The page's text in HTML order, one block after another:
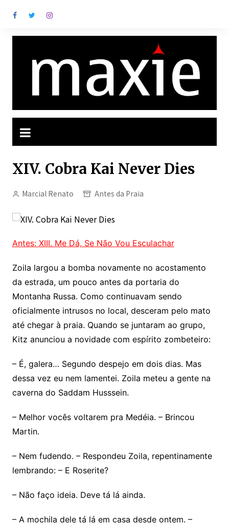
para
XIV. Cobra Kai Never Dies
Marcial Renato Antes da Praia
Antes: XIII. Me Dá, Se Não Vou Esculachar
Zoila largou a bomba novamente no acostamento
da estrada, um pouco antes da portaria do
Montanha Russa. Como continuavam sendo
oficialmente intrusos no local, desceram pelo mato
até chegar à praia. Quando se juntaram ao grupo,
Kitz anunciou a novidade com espírito zombeteiro:
– É, galera… Segundo despejo em dois dias. Mas
dessa vez eu nem lamentei. Zoila meteu a gente na
caverna do Saddam Husssein.
– Melhor vocês voltarem pra Medéia. – Brincou
Martin.
– Nem fudendo. – Respondeu Zoila, repentinamente
lembrando: – E Roserite?
– Não faço ideia. Deve tá lá ainda.
– A mochila dele tá lá em casa desde ontem. –